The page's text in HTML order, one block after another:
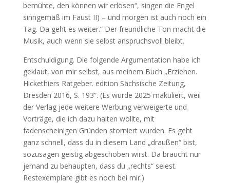
bemühte, den können wir erlösen“, singen die Engel
sinngemäß im Faust II) – und morgen ist auch noch ein
Tag. Da geht es weiter.“ Der freundliche Ton macht die
Musik, auch wenn sie selbst anspruchsvoll bleibt.
Entschuldigung. Die folgende Argumentation habe ich
geklaut, von mir selbst, aus meinem Buch „Erziehen.
Hickethiers Ratgeber. edition Sächsische Zeitung,
Dresden 2016, S. 193“. (Es wurde 2025 makuliert, weil
der Verlag jede weitere Werbung verweigerte und
Vorträge, die ich dazu halten wollte, mit
fadenscheinigen Gründen storniert wurden. Es geht
ganz schnell, dass du in diesem Land „draußen“ bist,
sozusagen geistig abgeschoben wirst. Da braucht nur
jemand zu behaupten, dass du „rechts“ seiest.
Restexemplare gibt es noch bei mir.)